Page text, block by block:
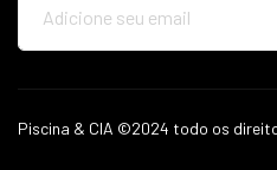
Piscina & CIA ©2024 todo os